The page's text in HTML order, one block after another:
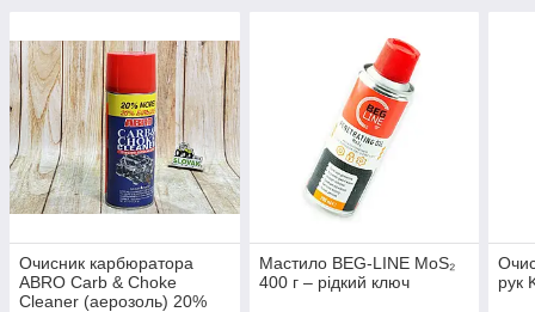
Очисник карбюратора
ABRO Carb & Choke
Cleaner (аерозоль) 20%
Мастило BEG-LINE MoS₂
400 г – рідкий ключ
рук